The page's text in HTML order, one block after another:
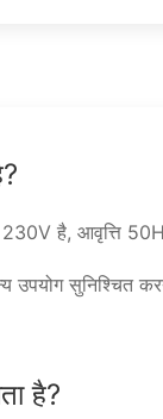
230V है, आवृत्ति
उपयोग सुनिश्चित
है?